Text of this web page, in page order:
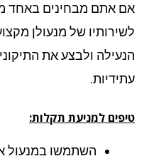
אתם מבחינים באחד
של מנעולן מקצועי
ולבצע את התיקונים
למניעת תקלות:
השתמשו במנעול